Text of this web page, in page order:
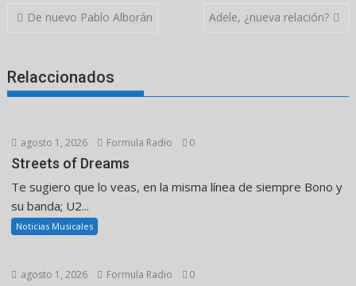
Navegación
De nuevo Pablo Alborán Adele, ¿nueva relación?
Relaccionados
agosto 1, 2026 Formula Radio 0
Streets of Dreams
Te sugiero que lo veas, en la misma línea de siempre Bono y
su banda; U2...
Noticias Musicales
agosto 1, 2026 Formula Radio 0